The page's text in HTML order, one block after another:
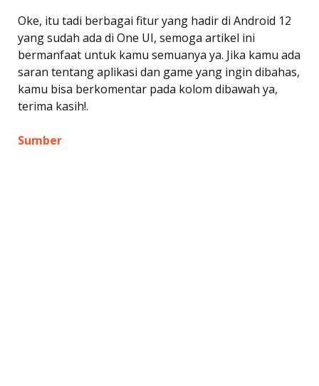
Oke, itu tadi berbagai fitur yang hadir di Android 12
yang sudah ada di One UI, semoga artikel ini
bermanfaat untuk kamu semuanya ya. Jika kamu ada
saran tentang aplikasi dan game yang ingin dibahas,
kamu bisa berkomentar pada kolom dibawah ya,
terima kasih!.
Sumber